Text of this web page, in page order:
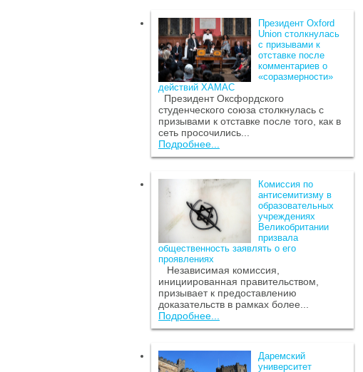
Президент Oxford
Union столкнулась
с призывами к
отставке после
комментариев о
«соразмерности»
действий ХАМАС
Президент Оксфордского
студенческого союза столкнулась с
призывами к отставке после того, как в
сеть просочились...
Подробнее...
Комиссия по
антисемитизму в
образовательных
учреждениях
Великобритании
призвала
общественность заявлять о его
проявлениях
Независимая комиссия,
инициированная правительством,
призывает к предоставлению
доказательств в рамках более...
Подробнее...
Даремский
университет